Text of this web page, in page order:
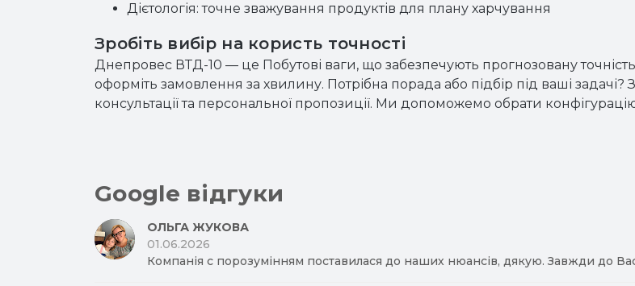
Дієтологія: точне зважування продуктів для плану харчування
Зробіть вибір на користь точності
Днепровес ВТД-10 — це Побутові ваги, що забезпечують прогнозовану
оформіть замовлення за хвилину. Потрібна порада або підбір під ваші
консультації та персональної пропозиції. Ми допоможемо обрати
Google відгуки
ОЛЬГА ЖУКОВА
01.06.2026
Компанія с порозумінням поставилася до наших нюансів, дякую. Завжди до